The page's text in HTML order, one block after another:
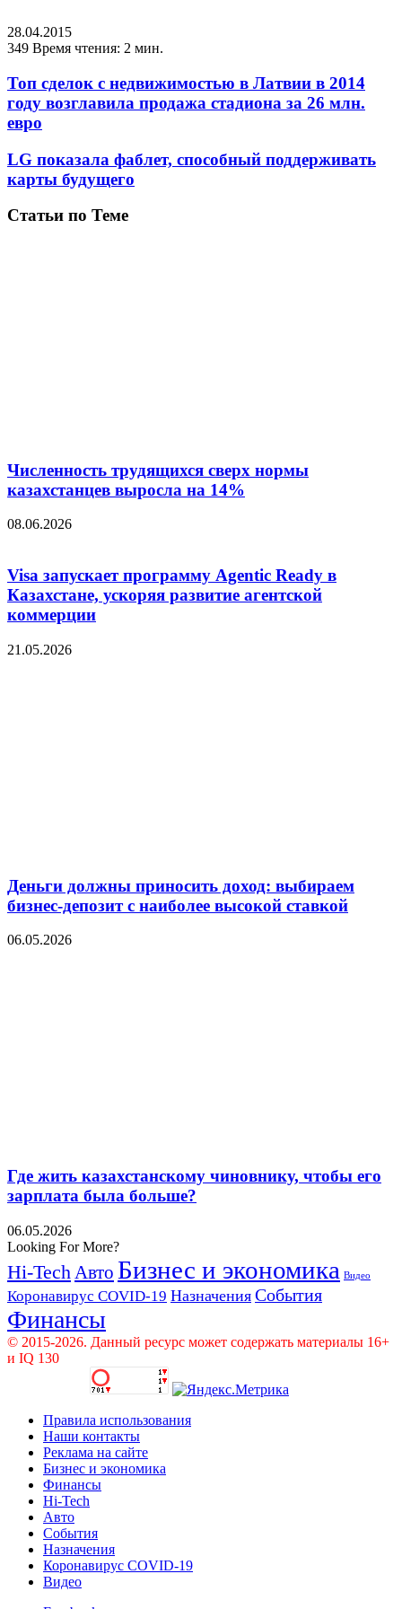
28.04.2015
349 Время чтения: 2 мин.
Топ сделок с недвижимостью в Латвии в 2014
году возглавила продажа стадиона за 26 млн.
евро
LG показала фаблет, способный поддерживать
карты будущего
Статьи по Теме
Численность трудящихся сверх нормы
казахстанцев выросла на 14%
08.06.2026
Visa запускает программу Agentic Ready в
Казахстане, ускоряя развитие агентской
коммерции
21.05.2026
Деньги должны приносить доход: выбираем
бизнес-депозит с наиболее высокой ставкой
06.05.2026
Где жить казахстанскому чиновнику, чтобы его
зарплата была больше?
06.05.2026
Looking For More?
Hi-Tech Авто Бизнес и экономика Видео
Коронавирус COVID-19 Назначения События
Финансы
© 2015-2026. Данный ресурс может содержать материалы 16+
и IQ 130
Правила использования
Наши контакты
Реклама на сайте
Бизнес и экономика
Финансы
Hi-Tech
Авто
События
Назначения
Коронавирус COVID-19
Видео